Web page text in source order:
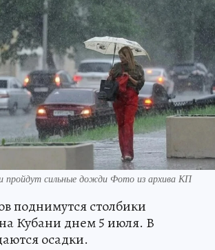
пройдут сильные дожди Фото из архива КП
поднимутся столбики
Кубани днем 5 июля. В
осадки.